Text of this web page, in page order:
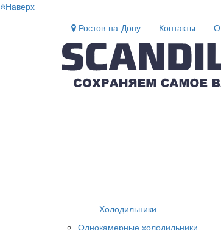
Наверх
Ростов-на-Дону
Контакты О
Холодильники
Однокамерные холодильники